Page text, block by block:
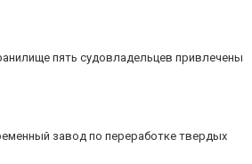
пять судовладельцев привлечены
завод по переработке твердых